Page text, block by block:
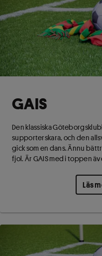
GAIS
Den klassiska
supporterskara, och den
gick som en dans. Ännu
fjol. Är GAIS med i toppen
Läs